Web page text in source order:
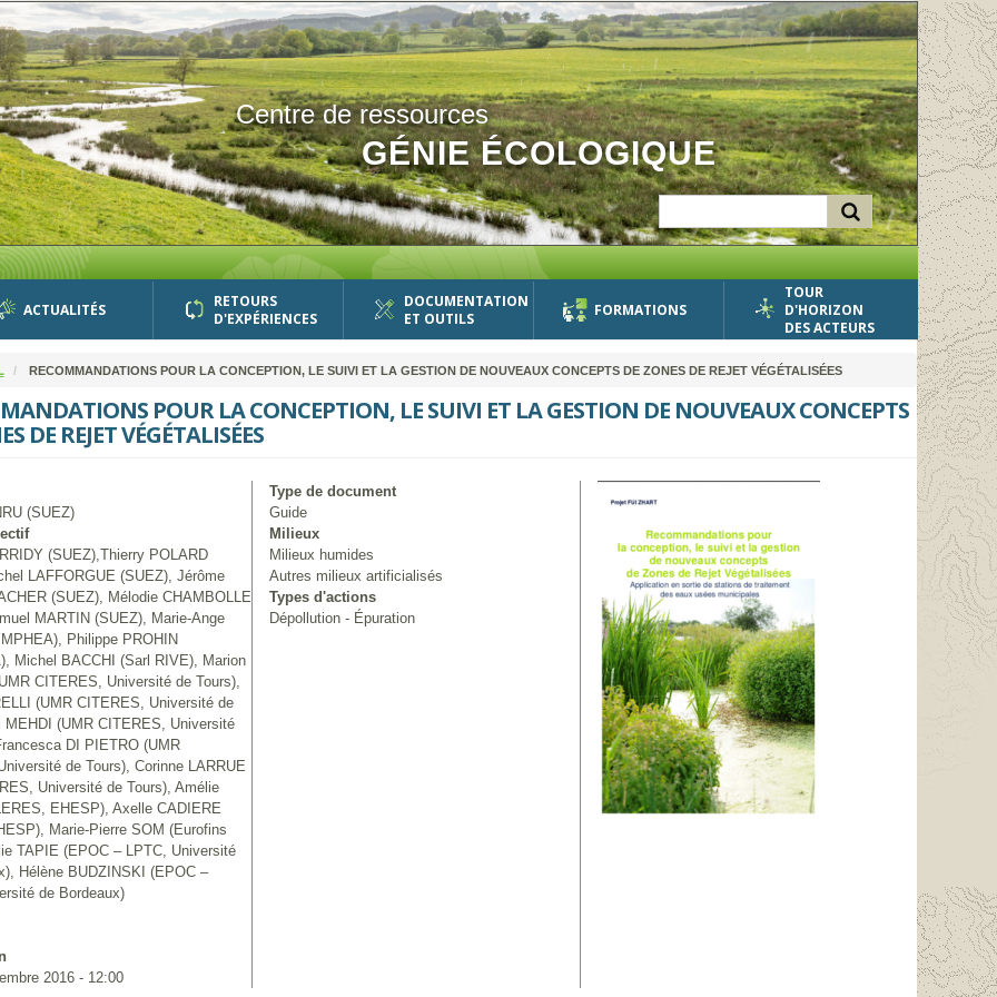
Centre de ressources
GÉNIE ÉCOLOGIQUE
ACTUALITÉS
RETOURS
D'EXPÉRIENCES
DOCUMENTATION
ET OUTILS
FORMATIONS
TOUR
D'HORIZON
DES ACTEURS
RECOMMANDATIONS POUR LA CONCEPTION, LE SUIVI ET LA GESTION DE NOUVEAUX CONCEPTS DE ZONES DE REJET VÉGÉTALISÉES
POUR LA CONCEPTION, LE SUIVI ET LA GESTION DE NOUVEAUX CONCEPTS
DE REJET VÉGÉTALISÉES
(SUEZ)
(SUEZ),Thierry POLARD
LAFFORGUE (SUEZ), Jérôme
(SUEZ), Mélodie CHAMBOLLE
MARTIN (SUEZ), Marie-Ange
Philippe PROHIN
Michel BACCHI (Sarl RIVE), Marion
CITERES, Université de Tours),
(UMR CITERES, Université de
MEHDI (UMR CITERES, Université
DI PIETRO (UMR
de Tours), Corinne LARRUE
Université de Tours), Amélie
EHESP), Axelle CADIERE
Marie-Pierre SOM (Eurofins
TAPIE (EPOC – LPTC, Université
Hélène BUDZINSKI (EPOC –
de Bordeaux)
2016 - 12:00
Type de document
Guide
Milieux
Milieux humides
Autres milieux artificialisés
Types d'actions
Dépollution - Épuration